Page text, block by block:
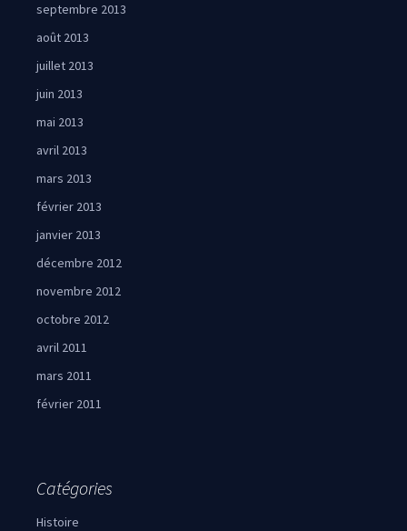
septembre 2013
août 2013
juillet 2013
juin 2013
mai 2013
avril 2013
mars 2013
février 2013
janvier 2013
décembre 2012
novembre 2012
octobre 2012
avril 2011
mars 2011
février 2011
Catégories
Histoire